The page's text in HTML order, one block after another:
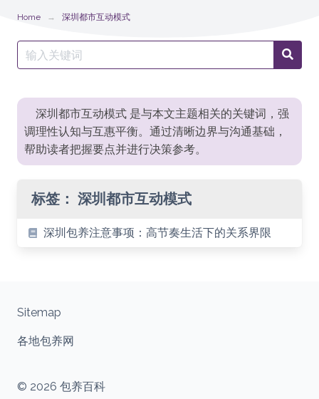
Home 深圳都市互动模式
Search
for:
深圳都市互动模式 是与本文主题相关的关键词，强
调理性认知与互惠平衡。通过清晰边界与沟通基础，
帮助读者把握要点并进行决策参考。
标签： 深圳都市互动模式
深圳包养注意事项：高节奏生活下的关系界限
© 2026 包养百科
Sitemap
各地包养网